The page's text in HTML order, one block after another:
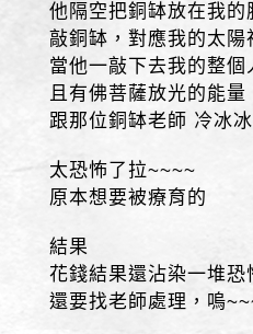
他隔空把銅缽放在我的
敲銅缽，對應我的太陽
當他一敲下去我的整
且有佛菩薩放光的能量
跟那位銅缽老師 冷冰
太恐怖了拉~~~~
原本想要被療育的
結果
花錢結果還沾染一堆恐
還要找老師處理，嗚